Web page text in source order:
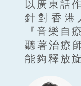
以廣東話
針對香港
『音樂自
聽著治療
能夠釋放